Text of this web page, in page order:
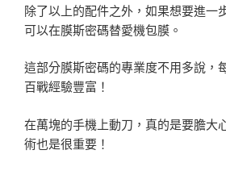
除了以上的配件之外，如果想要進一
可以在膜斯密碼替愛機包膜。
這部分膜斯密碼的專業度不用多說，
百戰經驗豐富！
在萬塊的手機上動刀，真的是要膽大
術也是很重要！